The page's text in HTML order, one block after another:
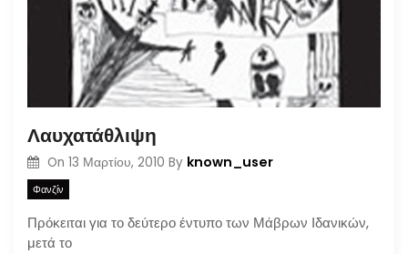
Λαυχατάθλιψη
On 13 Μαρτίου, 2010 By known_user
Φανζίν
Πρόκειται για το δεύτερο έντυπο των Μάβρων Ιδανικών,
μετά το